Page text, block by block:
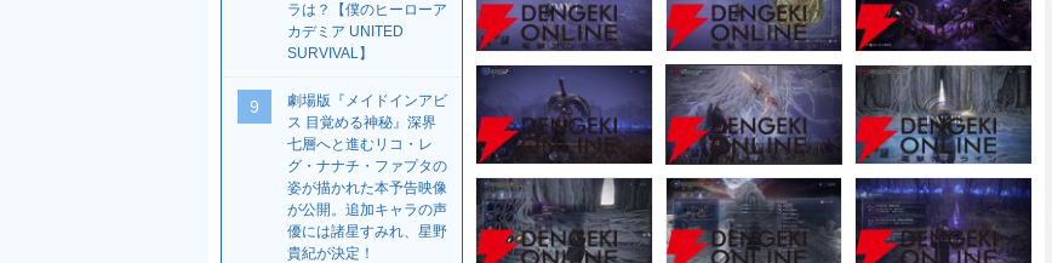
ラは？【僕のヒーローア
カデミア UNITED
SURVIVAL】
9
劇場版『メイドインアビ
ス 目覚める神秘』深界
七層へと進むリコ・レ
グ・ナナチ・ファプタの
姿が描かれた本予告映像
が公開。追加キャラの声
優には諸星すみれ、星野
貴紀が決定！